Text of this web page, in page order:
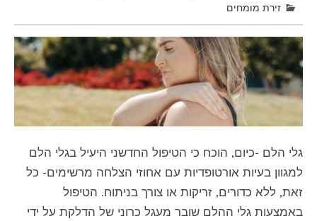
זירת מומחים
גלי הלם -כיום, הוכח כי הטיפול החדשני היעיל בגלי הלם
למגוון בעיות אורטופדיות עם אחוזי הצלחה מרשימים- כל
זאת, ללא כדורים, זריקות או צורך בניתוח. הטיפול
באמצעות גלי ההלם שובר מעגל כרוני של הדלקת על ידי